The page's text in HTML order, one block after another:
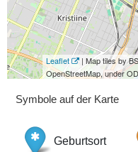
Leaflet
| Map tiles by
OpenStreetMap, under
Symbole auf der Karte
Geburtsort